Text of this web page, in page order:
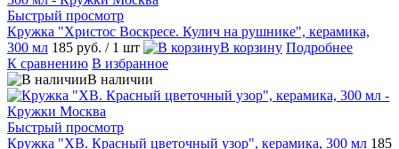
Быстрый просмотр
Кружка "Христос Воскресе. Кулич на рушнике", керамика,
300 мл 185 руб. / 1 шт В корзину Подробнее
К сравнению В избранное
В наличии
Быстрый просмотр
Кружка "ХВ. Красный цветочный узор", керамика, 300 мл 185